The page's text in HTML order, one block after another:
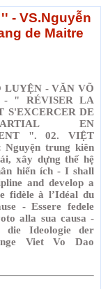
- VS.Nguyễn
de Maitre
- VĂN VÕ
- " RÉVISER LA
S'EXCERCER DE
EN
". 02. VIỆT
trung kiên
xây dựng thế hệ
hiến ích - I shall
and develop a
fidèle à l’Idéal du
- Essere fedele
alla sua causa -
die Ideologie der
Viet Vo Dao